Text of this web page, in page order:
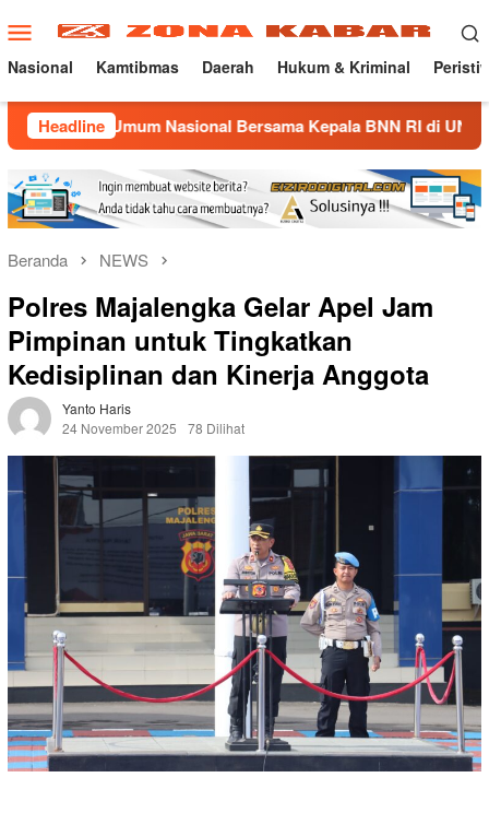
ke
konten
Menu
Mobile
Nasional Kamtibmas Daerah Hukum & Kriminal
Headline
Nasional Bersama Kepala BNN RI di UNMA
Beranda NEWS
Polres Majalengka Gelar Apel Jam
Pimpinan untuk Tingkatkan
Kedisiplinan dan Kinerja Anggota
Yanto Haris
24 November 2025
78 Dilihat